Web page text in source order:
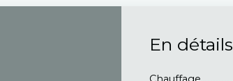
En détails